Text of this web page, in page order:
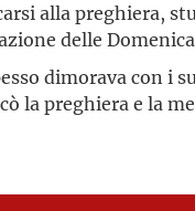
alla preghiera,
delle
dimorava con i
la preghiera e la